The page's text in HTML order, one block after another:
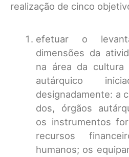
realização de cinco
efetuar o
dimensões da
na área da cultura
autárquico
designadamente: a
dos, órgãos
os instrumentos
recursos
humanos; os